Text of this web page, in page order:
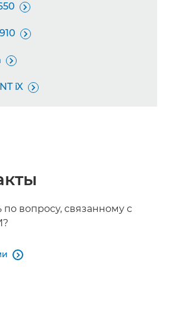



iX 
вопросу, связанному с
